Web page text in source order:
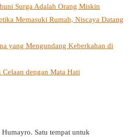
Surga Adalah Orang Miskin
Memasuki Rumah, Niscaya Datang
yang Mengundang Keberkahan di
dengan Mata Hati
Satu tempat untuk